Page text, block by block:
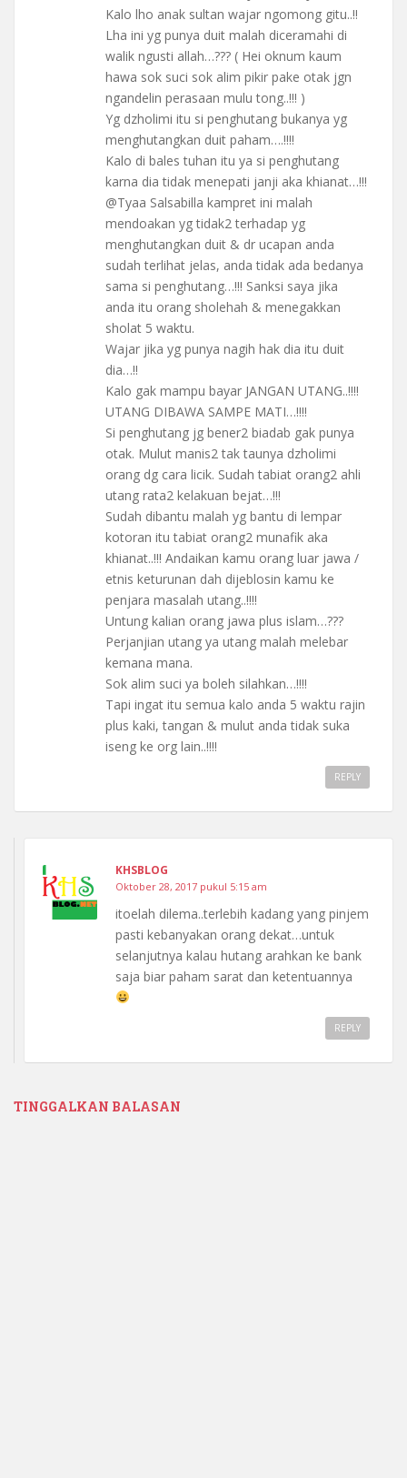
Kalo lho anak sultan wajar ngomong gitu..!!
Lha ini yg punya duit malah diceramahi di
walik ngusti allah…??? ( Hei oknum kaum
hawa sok suci sok alim pikir pake otak jgn
ngandelin perasaan mulu tong..!!! )
Yg dzholimi itu si penghutang bukanya yg
menghutangkan duit paham….!!!!
Kalo di bales tuhan itu ya si penghutang
karna dia tidak menepati janji aka khianat…!!!
@Tyaa Salsabilla kampret ini malah
mendoakan yg tidak2 terhadap yg
menghutangkan duit & dr ucapan anda
sudah terlihat jelas, anda tidak ada bedanya
sama si penghutang…!!! Sanksi saya jika
anda itu orang sholehah & menegakkan
sholat 5 waktu.
Wajar jika yg punya nagih hak dia itu duit
dia…!!
Kalo gak mampu bayar JANGAN UTANG..!!!!
UTANG DIBAWA SAMPE MATI…!!!!
Si penghutang jg bener2 biadab gak punya
otak. Mulut manis2 tak taunya dzholimi
orang dg cara licik. Sudah tabiat orang2 ahli
utang rata2 kelakuan bejat…!!!
Sudah dibantu malah yg bantu di lempar
kotoran itu tabiat orang2 munafik aka
khianat..!!! Andaikan kamu orang luar jawa /
etnis keturunan dah dijeblosin kamu ke
penjara masalah utang..!!!!
Untung kalian orang jawa plus islam…???
Perjanjian utang ya utang malah melebar
kemana mana.
Sok alim suci ya boleh silahkan…!!!!
Tapi ingat itu semua kalo anda 5 waktu rajin
plus kaki, tangan & mulut anda tidak suka
iseng ke org lain..!!!!
REPLY
KHSBLOG
Oktober 28, 2017 pukul 5:15 am
itoelah dilema..terlebih kadang yang pinjem
pasti kebanyakan orang dekat…untuk
selanjutnya kalau hutang arahkan ke bank
saja biar paham sarat dan ketentuannya
REPLY
TINGGALKAN BALASAN